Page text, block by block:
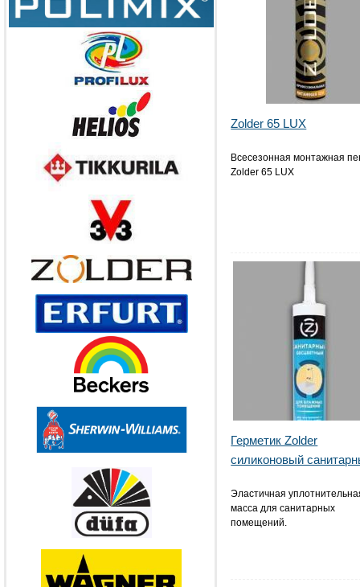
Zolder 65 LUX
Всесезонная монтажная
Zolder 65 LUX
Герметик Zolder
силиконовый
Эластичная
масса для санитарных
помещений.